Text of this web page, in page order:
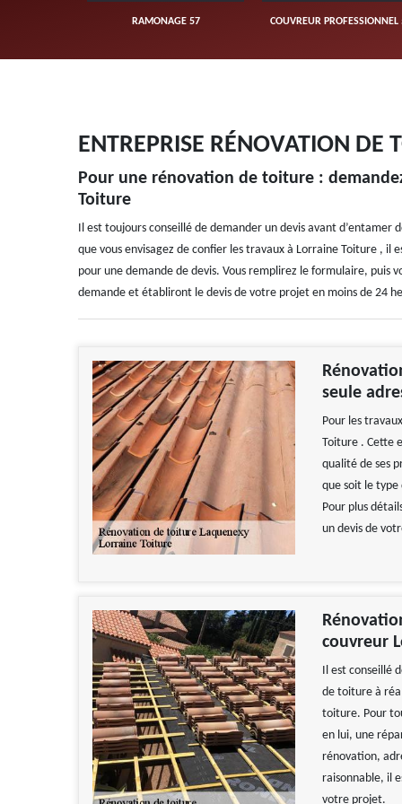
RAMONAGE 57 COUVREUR PROFESSIONNEL
ENTREPRISE RÉNOVATION DE
Pour une rénovation de toiture :
Toiture
Il est toujours conseillé de demander un devis avant
que vous envisagez de confier les travaux à Lorraine Toiture ,
pour une demande de devis. Vous remplirez le formulaire,
demande et établiront le devis de votre projet en moins de 24
seule
Pour les
Toiture . Cette
qualité de ses
que soit le
Pour plus
un devis de
couvreur
Il est conseillé
de toiture à
toiture. Pour
en lui, une
rénovation,
raisonnable, il
votre projet.